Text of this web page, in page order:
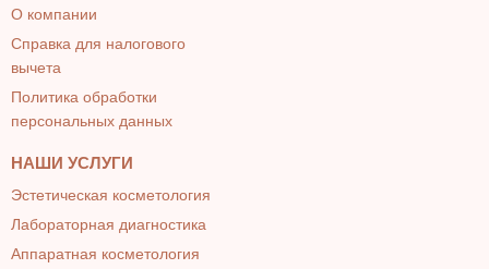
О компании
Справка для налогового
вычета
Политика обработки
персональных данных
НАШИ УСЛУГИ
Эстетическая косметология
Лабораторная диагностика
Аппаратная косметология